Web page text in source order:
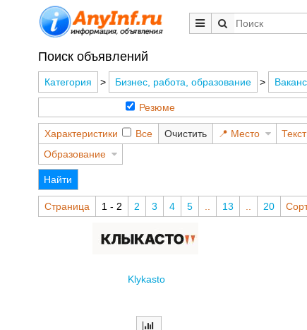
Поиск объявлений
Категория > Бизнес, работа, образование >
Резюме
Характеристики Все Очистить Место Текст
Образование
Найти
Страница 1 - 2 2 3 4 5 13 20
Klykasto